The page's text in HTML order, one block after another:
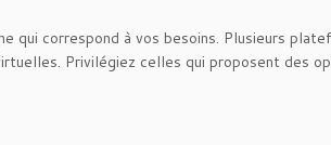
qui correspond à vos besoins. Plusieurs
Privilégiez celles qui proposent des